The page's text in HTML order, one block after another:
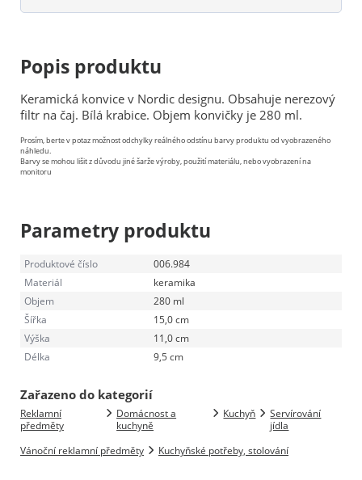
Popis produktu
Keramická konvice v Nordic designu. Obsahuje nerezový
filtr na čaj. Bílá krabice. Objem konvičky je 280 ml.
Prosím, berte v potaz možnost odchylky reálného odstínu barvy produktu od vyobrazeného
náhledu.
Barvy se mohou lišit z důvodu jiné šarže výroby, použití materiálu, nebo vyobrazení na
monitoru
Parametry produktu
Produktové číslo
006.984
Materiál
keramika
Objem
280 ml
Šířka
15,0 cm
Výška
11,0 cm
Délka
9,5 cm
Zařazeno do kategorií
Reklamní
předměty
Domácnost a
kuchyně
Kuchyň
Servírování
jídla
Vánoční reklamní předměty
Kuchyňské potřeby, stolování